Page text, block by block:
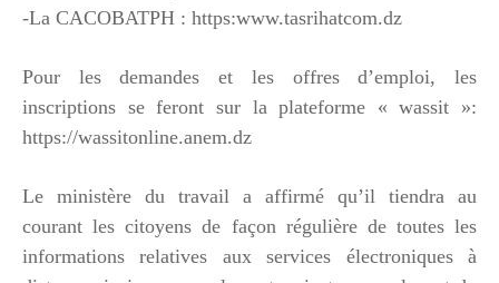
-La CACOBATPH : https:www.tasrihatcom.dz
Pour les demandes et les offres d’emploi, les
inscriptions se feront sur la plateforme « wassit »:
https://wassitonline.anem.dz
Le ministère du travail a affirmé qu’il tiendra au
courant les citoyens de façon régulière de toutes les
informations relatives aux services électroniques à